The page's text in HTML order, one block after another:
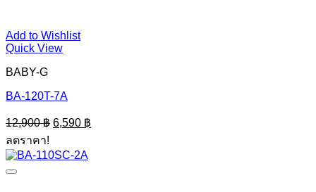
Add to Wishlist
Quick View
BABY-G
BA-120T-7A
12,900฿ Original
price
12,900 ฿.
6,590 ฿
price
ลดราคา!